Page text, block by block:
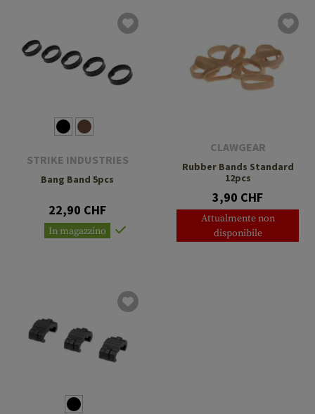
STRIKE INDUSTRIES
Bang Band 5pcs
22,90 CHF
In magazzino
CLAWGEAR
Rubber Bands Standard
12pcs
3,90 CHF
Attualmente non
disponibile